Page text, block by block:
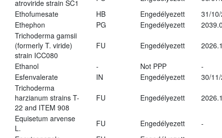
atroviride strain SC1
Ethofumesate
HB Engedélyezett
31/
Ethephon
PG Engedélyezett
Trichoderma gamsii
(formerly T. viride)
strain ICC080
FU Engedélyezett
Ethanol - Not PPP
-
Esfenvalerate
IN Engedélyezett
30/
Trichoderma
harzianum strains T-
22 and ITEM 908
FU Engedélyezett
Equisetum arvense
L.
FU Engedélyezett
-